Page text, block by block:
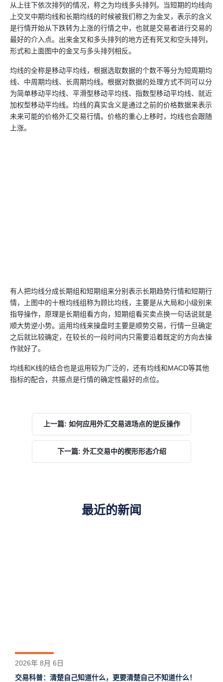
从上往下依次排列的情况，称之为均线多头排列。当短期的均线向
上交叉中期均线和长期均线的时候被我们称之为金叉，表示的含义
是行情开始从下跌转为上涨的行情之中，也就是交易者进行交易的
最好的介入点。出来金叉和多头排列的地方还有死叉和空头排列，
形式和上面图中的金叉与多头排列相反。
均线的全称是移动平均线，根据选取数据的个数不等分为短周期均
线、中周期均线、长周期均线。根据对数据的处理方式不同可以分
为简单移动平均线、平滑型移动平均线、指数型移动平均线、就近
加权型移动平均线。均线的真实含义是通过之前的价格数据来表示
未来可能的价格外汇交易行情。价格的重心上移时，均线也会跟随
上涨。
有人把均线分成长期组和短期组来分别表示长期趋势行情和短期行
情，上图中的十根均线组称为顾比均线，主要是从大局和小级别来
指导操作，原理是长期组看方向，短期组看买卖点换一句话说就是
顺大势逆小势。运用均线来操盘时主要是顺势交易，行情一旦确定
之后就比较确定，在较长的一段时间内只需要沿着既定的方向去操
作就好了。
均线和K线的结合也是运用较为广泛的，还有均线和MACD等其他
指标的配合，共振点是行情的确定性最好的点位。
上一篇: 如何应用外汇交易进场点的逆反操作
下一篇: 外汇交易中的楔形形态介绍
最近的新闻
2026年 8月 6日
交易科普：清楚自己知道什么，更要清楚自己不知道什么！